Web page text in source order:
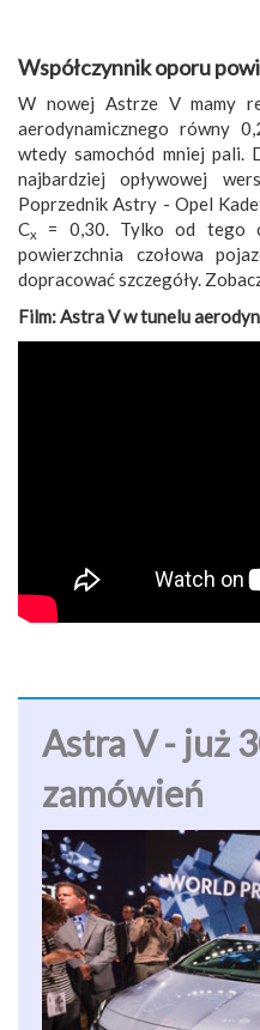
Współczynnik oporu
W nowej Astrze V mamy
aerodynamicznego równy
wtedy samochód mniej pali.
najbardziej opływowej
Poprzednik Astry - Opel
Cx
= 0,30. Tylko od tego
powierzchnia czołowa
dopracować szczegóły.
Film: Astra V w tunelu
Astra V - już
zamówień